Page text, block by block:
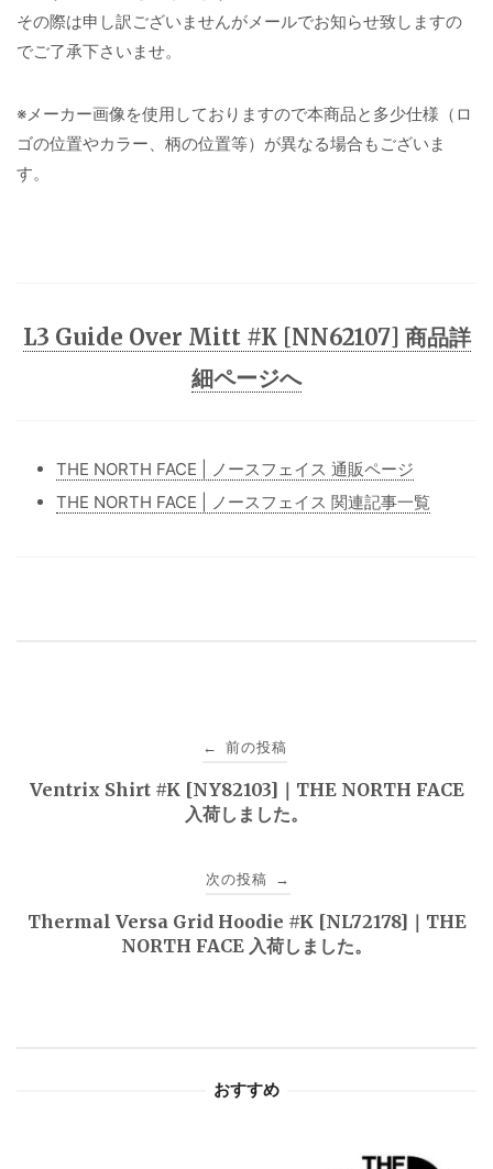
その際は申し訳ございませんがメールでお知らせ致しますの
でご了承下さいませ。
※メーカー画像を使用しておりますので本商品と多少仕様（ロ
ゴの位置やカラー、柄の位置等）が異なる場合もございま
す。
L3 Guide Over Mitt #K [NN62107] 商品詳
細ページへ
THE NORTH FACE | ノースフェイス 通販ページ
THE NORTH FACE | ノースフェイス 関連記事一覧
稿
ゲ
← 前の投稿
Ventrix Shirt #K [NY82103]｜THE NORTH FACE
入荷しました。
次の投稿 →
Thermal Versa Grid Hoodie #K [NL72178]｜THE
NORTH FACE 入荷しました。
おすすめ